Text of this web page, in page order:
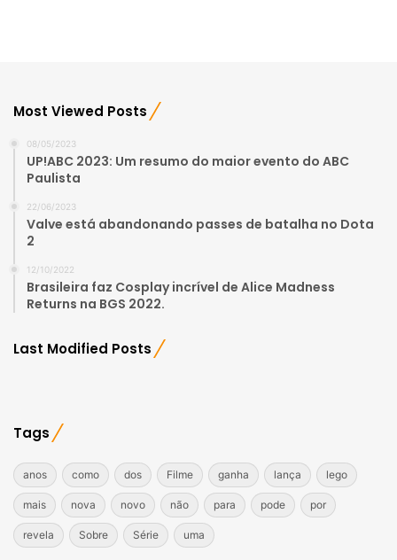
Most Viewed Posts
08/05/2023
UP!ABC 2023: Um resumo do maior evento do ABC
Paulista
22/06/2023
Valve está abandonando passes de batalha no Dota
2
12/10/2022
Brasileira faz Cosplay incrível de Alice Madness
Returns na BGS 2022.
Last Modified Posts
Tags
anos como dos Filme ganha lança lego
mais nova novo não para pode por
revela Sobre Série uma